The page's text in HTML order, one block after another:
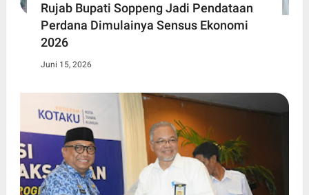
Rujab Bupati Soppeng Jadi Pendataan
Perdana Dimulainya Sensus Ekonomi
2026
Juni 15, 2026